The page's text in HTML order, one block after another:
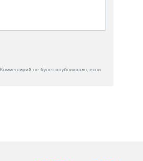
не будет опубликован, если